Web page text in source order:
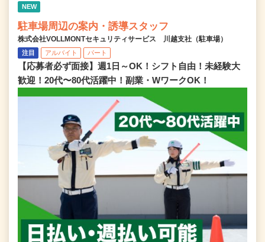
NEW
駐車場周辺の案内・誘導スタッフ
株式会社VOLLMONTセキュリティサービス 川越支社（駐車場）
注目 アルバイト パート
【応募者必ず面接】週1日～OK！シフト自由！未経験大
歓迎！20代〜80代活躍中！副業・WワークOK！